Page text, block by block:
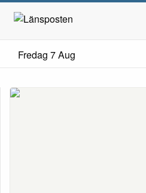
Fredag 7 Aug